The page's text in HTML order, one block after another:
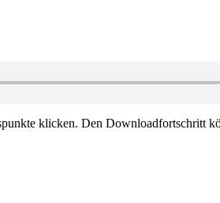
klicken. Den Downloadfortschritt